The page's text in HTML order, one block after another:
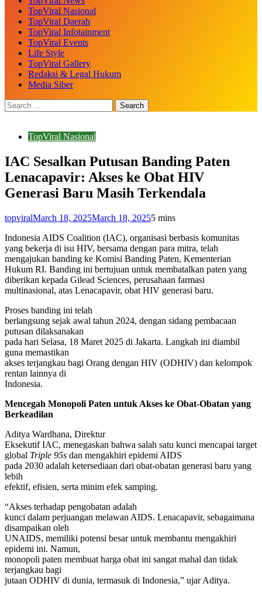
TopViral Nasional
TopViral Daerah
TopViral Infotainment
TopViral Events
Life Style
TopViral Gallery
Redaksi & Legal Hukum
Media Siber
TopViral Nasional
IAC Sesalkan Putusan Banding Paten
Lenacapavir: Akses ke Obat HIV
Generasi Baru Masih Terkendala
topviralMarch 18, 2025March 18, 20255 mins
Indonesia AIDS Coalition (IAC), organisasi berbasis komunitas
yang bekerja di isu HIV, bersama dengan para mitra, telah
mengajukan banding ke Komisi Banding Paten, Kementerian
Hukum RI. Banding ini bertujuan untuk membatalkan paten yang
diberikan kepada Gilead Sciences, perusahaan farmasi
multinasional, atas Lenacapavir, obat HIV generasi baru.
Proses banding ini telah
berlangsung sejak awal tahun 2024, dengan sidang pembacaan
putusan dilaksanakan
pada hari Selasa, 18 Maret 2025 di Jakarta. Langkah ini diambil
guna memastikan
akses terjangkau bagi Orang dengan HIV (ODHIV) dan kelompok
rentan lainnya di
Indonesia.
Mencegah Monopoli Paten untuk Akses ke Obat-Obatan yang
Berkeadilan
Aditya Wardhana, Direktur
Eksekutif IAC, menegaskan bahwa salah satu kunci mencapai target
global Triple 95s dan mengakhiri epidemi AIDS
pada 2030 adalah ketersediaan dari obat-obatan generasi baru yang
lebih
efektif, efisien, serta minim efek samping.
“Akses terhadap pengobatan adalah
kunci dalam perjuangan melawan AIDS. Lenacapavir, sebagaimana
disampaikan oleh
UNAIDS, memiliki potensi besar untuk membantu mengakhiri
epidemi ini. Namun,
monopoli paten membuat harga obat ini sangat mahal dan tidak
terjangkau bagi
jutaan ODHIV di dunia, termasuk di Indonesia,” ujar Aditya.